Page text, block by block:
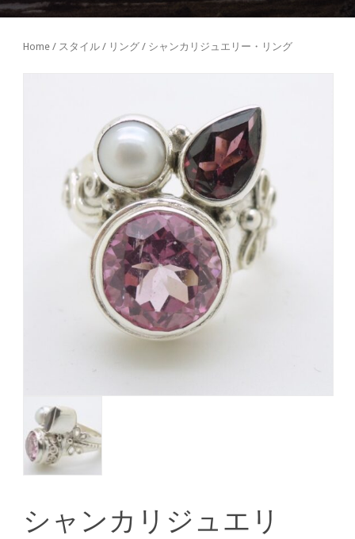
Home / スタイル / リング / シャンカリジュエリー・リング
シャンカリジュエリ